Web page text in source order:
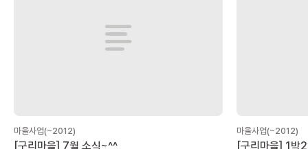
마을사업(~2012)
[구리마을] 7월 소식~^^
마을사업(~2012)
[구리마을] 1박